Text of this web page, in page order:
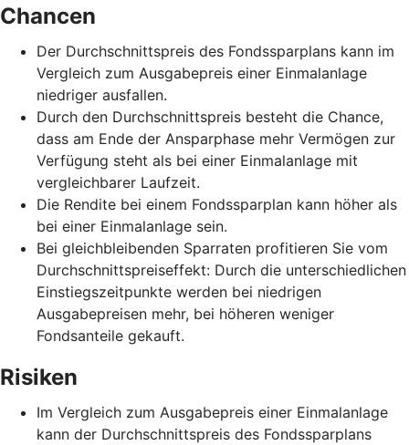
Chancen
Der Durchschnittspreis des Fondssparplans kann im
Vergleich zum Ausgabepreis einer Einmalanlage
niedriger ausfallen.
Durch den Durchschnittspreis besteht die Chance,
dass am Ende der Ansparphase mehr Vermögen zur
Verfügung steht als bei einer Einmalanlage mit
vergleichbarer Laufzeit.
Die Rendite bei einem Fondssparplan kann höher als
bei einer Einmalanlage sein.
Bei gleichbleibenden Sparraten profitieren Sie vom
Durchschnittspreiseffekt: Durch die unterschiedlichen
Einstiegszeitpunkte werden bei niedrigen
Ausgabepreisen mehr, bei höheren weniger
Fondsanteile gekauft.
Risiken
Im Vergleich zum Ausgabepreis einer Einmalanlage
kann der Durchschnittspreis des Fondssparplans